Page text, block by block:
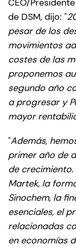
CEO/
de DSM, dijo: "
pesar de los
movimientos
costes de las
proponemos
segundo año
a progresar y
mayor
"Además,
primer año de
de
Martek, la
Sinochem, la
esenciales, el
relacionadas
en economías